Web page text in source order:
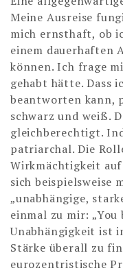
Meine Ausreise
mich ernsthaft, ob
einem dauerhaften
können. Ich frage
gehabt hätte. Dass
beantworten kann,
schwarz und weiß.
gleichberechtigt.
patriarchal. Die
Wirkmächtigkeit
sich beispielsweise
„unabhängige,
einmal zu mir: „You
Unabhängigkeit ist
Stärke überall zu
eurozentristische